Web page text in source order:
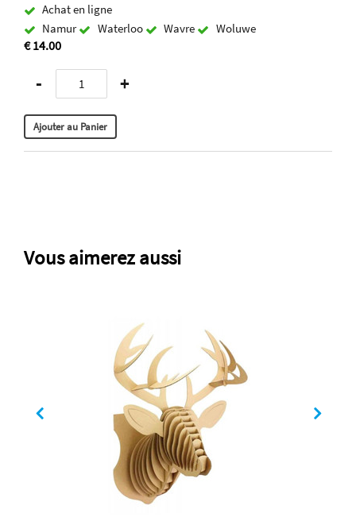
Achat en ligne
Namur
Waterloo Wavre Woluwe
€ 14.00
- +
Vous aimerez aussi